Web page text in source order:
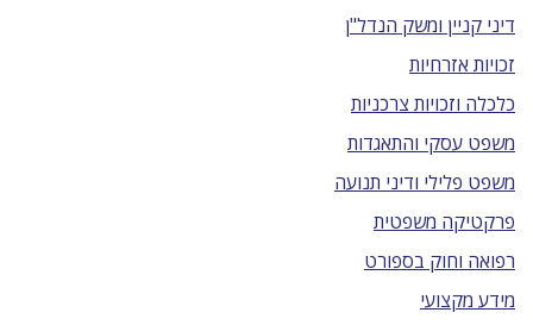
דיני קניין ומשק הנדל"ן
זכויות אזרחיות
כלכלה וזכויות צרכניות
משפט עסקי והתאגדות
משפט פלילי ודיני תנועה
פרקטיקה משפטית
רפואה וחוק בספורט
מידע מקצועי